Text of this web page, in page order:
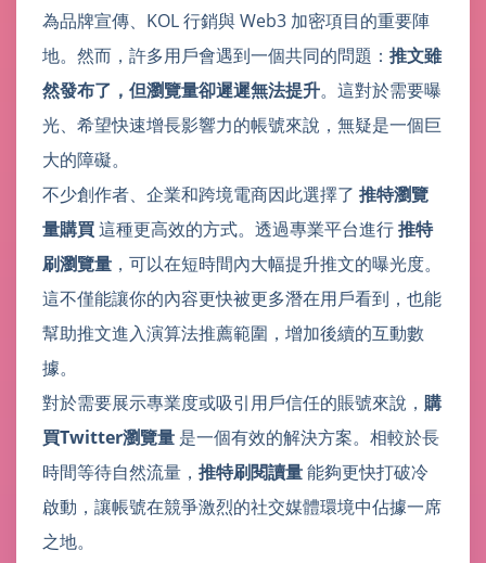
為品牌宣傳、KOL 行銷與 Web3 加密項目的重要陣
地。然而，許多用戶會遇到一個共同的問題： 推文雖
然發布了，但瀏覽量卻遲遲無法提升。這對於需要曝
光、希望快速增長影響力的帳號來說，無疑是一個巨
大的障礙。
不少創作者、企業和跨境電商因此選擇了 推特瀏覽
量購買這種更高效的方式。透過專業平台進行推特
刷瀏覽量 ，可以在短時間內大幅提升推文的曝光度。
這不僅能讓你的內容更快被更多潛在用戶看到，也能
幫助推文進入演算法推薦範圍，增加後續的互動數
據。
對於需要展示專業度或吸引用戶信任的賬號來說， 購
買Twitter瀏覽量 是一個有效的解決方案。相較於長
時間等待自然流量， 推特刷閱讀量能夠更快打破冷
啟動，讓帳號在競爭激烈的社交媒體環境中佔據一席
之地。